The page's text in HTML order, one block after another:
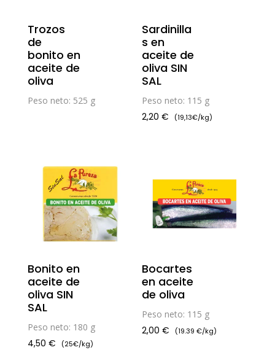
Trozos
de
bonito en
aceite de
oliva
Peso neto: 525 g
Sardinilla
s en
aceite de
oliva SIN
SAL
Peso neto: 115 g
2,20€ (19,13€/kg)
Bonito en
aceite de
oliva SIN
SAL
Peso neto: 180 g
4,50 € (25€/kg)
Bocartes
en aceite
de oliva
Peso neto: 115 g
2,00€ (19.39 €/kg)